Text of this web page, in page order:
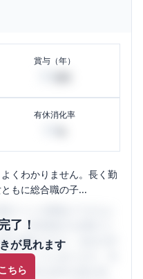
賞与（年）
有休消化率
くわかりません。長く勤
もに総合職の子...
了！
が見れます
ちら
は、女性限定の企業口コ
の働きやすさ・会社の評
がたくさんあります。先
、本当の会社の姿を知